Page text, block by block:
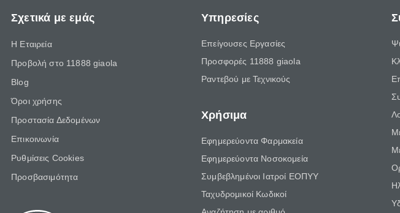
Σχετικά με εμάς
Η Εταιρεία
Προβολή στο 11888 giaola
Blog
Όροι χρήσης
Προστασία Δεδομένων
Επικοινωνία
Ρυθμίσεις Cookies
Προσβασιμότητα
Υπηρεσίες
Επείγουσες Εργασίες
Προσφορές 11888 giaola
Ραντεβού με Τεχνικούς
Χρήσιμα
Εφημερεύοντα Φαρμακεία
Εφημερεύοντα Νοσοκομεία
Συμβεβλημένοι Ιατροί ΕΟΠΥΥ
Ταχυδρομικοί Κωδικοί